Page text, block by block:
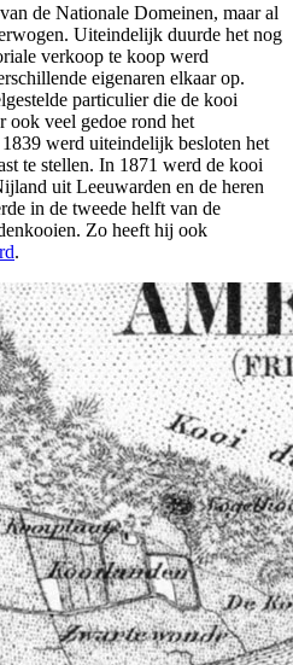
de Nationale Domeinen, maar al
Uiteindelijk duurde het nog
verkoop te koop werd
eigenaren elkaar op.
particulier die de kooi
ook veel gedoe rond het
werd uiteindelijk besloten het
te stellen. In 1871 werd de kooi
uit Leeuwarden en de heren
in de tweede helft van de
Zo heeft hij ook
.